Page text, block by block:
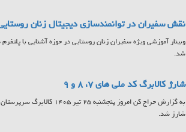
نقش سفیران در توانمندسازی دیجیتال زنان
وبینار آموزشی ویژه سفیران زنان روستایی در حوزه آشنایی با
شد.
شارژ کالابرگ کد ملی های ۷، ۸ و ۹
شارژ شد.